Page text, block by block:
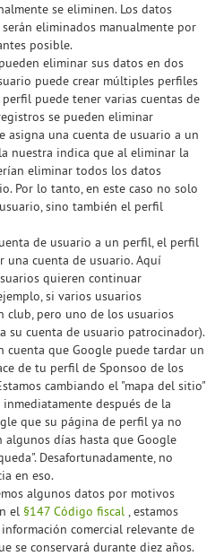
se eliminen. Los datos
eliminados manualmente por
posible.
eliminar sus datos en dos
puede crear múltiples perfiles
puede tener varias cuentas de
se pueden eliminar
asigna una cuenta de usuario a un
nuestra indica que al eliminar la
eliminar todos los datos
Por lo tanto, en este caso no solo
sino también el perfil
de usuario a un perfil, el perfil
una cuenta de usuario. Aquí
quieren continuar
si varios usuarios
pero uno de los usuarios
su cuenta de usuario patrocinador).
cuenta que Google puede tardar un
de tu perfil de Sponsoo de los
cambiando el "mapa del sitio"
después de la
que su página de perfil ya no
algunos días hasta que Google
Desafortunadamente, no
en eso.
algunos datos por motivos
el §147 Código fiscal , estamos
comercial relevante de
se conservará durante diez años.